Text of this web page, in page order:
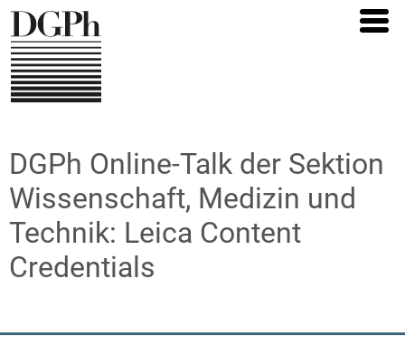
Direkt
zum
Inhalt
DGPh Online-Talk der Sektion
Wissenschaft, Medizin und
Technik: Leica Content
Credentials